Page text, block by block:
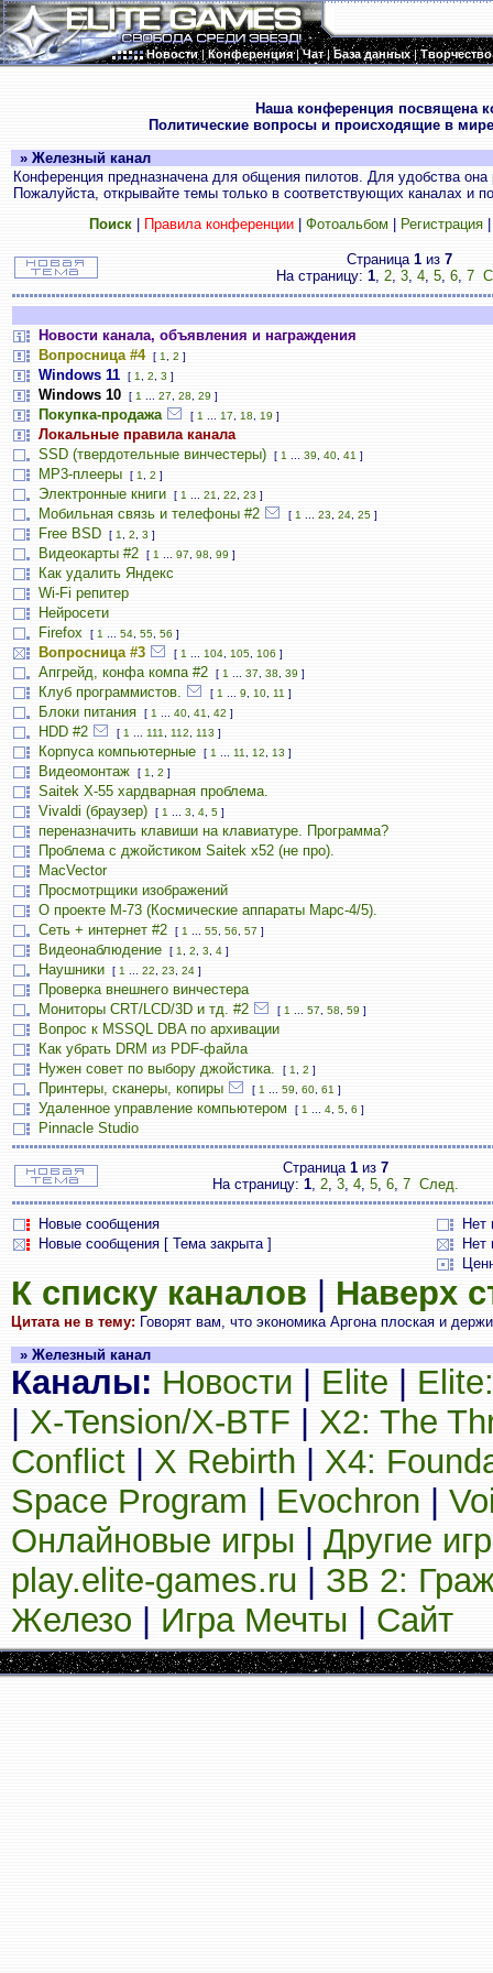
Новости|Конференция|Чат|База данных|Творчество
Наша конференция посвящена
Политические вопросы и происходящие в
» Железный канал
Конференция предназначена для общения пилотов. Для удобства
Пожалуйста, открывайте темы только в соответствующих каналах и
Поиск| Правила конференции| Фотоальбом Регистрация
Страница 1 из 7
На страницу: 1, 2, 3, 4, 5, 6, 7
Новости канала, объявления и награждения
Вопросница #4
[ 1 2 ]
Windows 11 [ 1 2 3 ]
Windows 10 [ 1 27 28 29 ]
Покупка-продажа [ 1 17 18 19 ]
Локальные правила канала
SSD (твердотельные винчестеры)
[ 1 39 40 41 ]
MP3-плееры [ 1 2 ]
Электронные книги [ 1 21 22 23 ]
Мобильная связь и телефоны #2 [ 1 23 24 25 ]
Free BSD [ 1 2 3 ]
Видеокарты #2 [ 1 97 98 99 ]
Как удалить Яндекс
Wi-Fi репитер
Нейросети
Firefox
[ 1 54 55 56 ]
Вопросница #3 [ 1 104 105 106 ]
Апгрейд, конфа компа #2 [ 1 37 38 39 ]
Клуб программистов. [ 1 9 10 11 ]
Блоки питания [ 1 40 41 42 ]
HDD #2 [ 1 111 112 113 ]
Корпуса компьютерные [ 1 11 12 13 ]
Видеомонтаж [ 1 2 ]
Saitek X-55 хардварная проблема.
Vivaldi (браузер)
[ 1 3 4 5 ]
переназначить клавиши на клавиатуре. Программа?
Проблема с джойстиком Saitek x52 (не про).
MacVector
Просмотрщики изображений
О проекте М-73 (Космические аппараты Марс-4/5).
Сеть + интернет #2
[ 1 55 56 57 ]
Видеонаблюдение [ 1 2 3 4 ]
Наушники [ 1 22 23 24 ]
Проверка внешнего винчестера
Мониторы CRT/LCD/3D и тд. #2
[ 1 57 58 59 ]
Вопрос к MSSQL DBA по архивации
Как убрать DRM из PDF-файла
Нужен совет по выбору джойстика.
[ 1 2 ]
Принтеры, сканеры, копиры [ 1 59 60 61 ]
Удаленное управление компьютером [ 1 4 5 6 ]
Pinnacle Studio
Страница 1из 7
На страницу: 1, 2, 3, 4, 5, 6, 7 След.
Новые сообщения
Нет
Новые сообщения [ Тема закрыта ]
Нет
К списку каналов Наверх
Цитата не в тему: Говорят вам, что экономика Аргона плоская и
» Железный канал
Каналы: Новости Elite
X-Tension/X-BTF
X2: The
Conflict
X Rebirth
X4:
Space Program
Evochron
Онлайновые игры
Другие
play.elite-games.ru
ЗВ 2:
Железо
Игра Мечты Сайт